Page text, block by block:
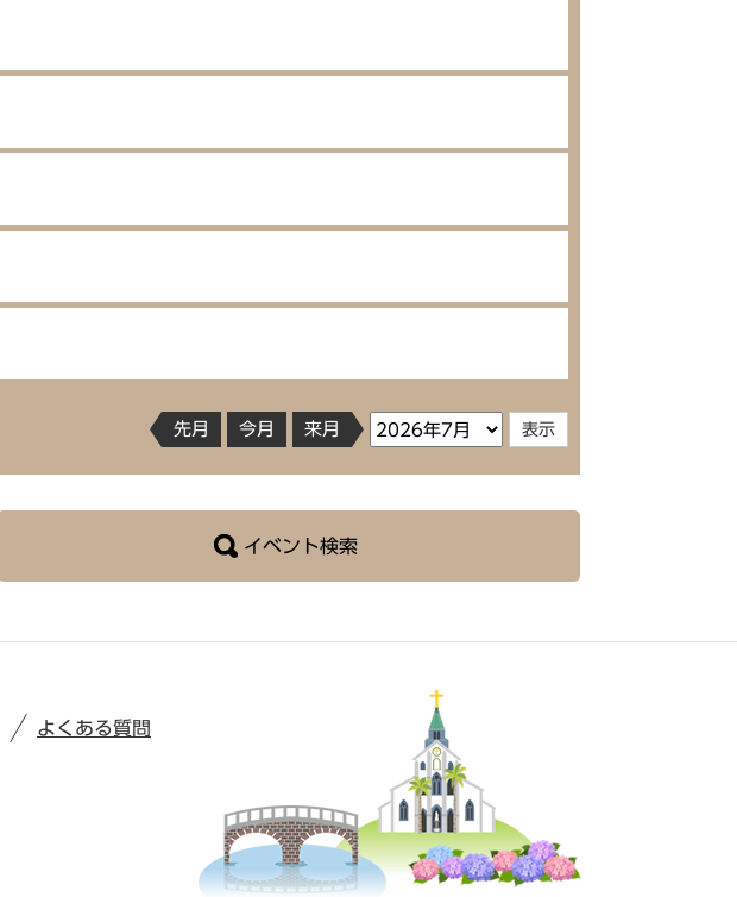
先月 今月 来月
イベント検索
よくある質問